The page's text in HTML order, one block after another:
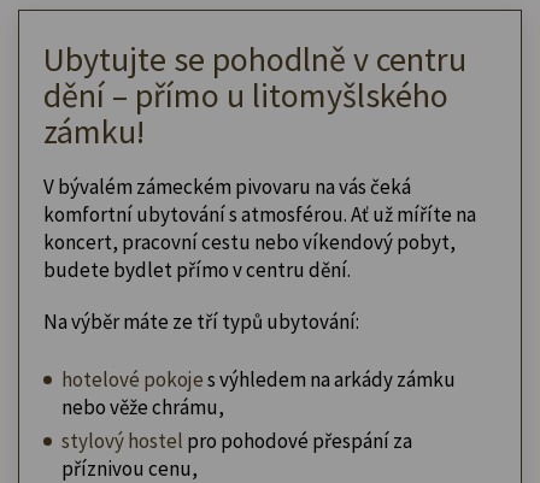
Ubytujte se pohodlně v centru
dění – přímo u litomyšlského
zámku!
V bývalém zámeckém pivovaru na vás čeká
komfortní ubytování s atmosférou. Ať už míříte na
koncert, pracovní cestu nebo víkendový pobyt,
budete bydlet přímo v centru dění.
Na výběr máte ze tří typů ubytování:
hotelové pokojes výhledem na arkády zámku
nebo věže chrámu,
stylový hostel pro pohodové přespání za
příznivou cenu,